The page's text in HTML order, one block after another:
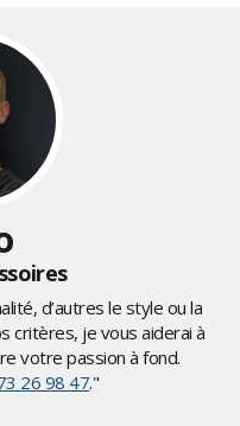
d’autres le style ou la
critères, je vous aiderai à
votre passion à fond.
26 98 47."